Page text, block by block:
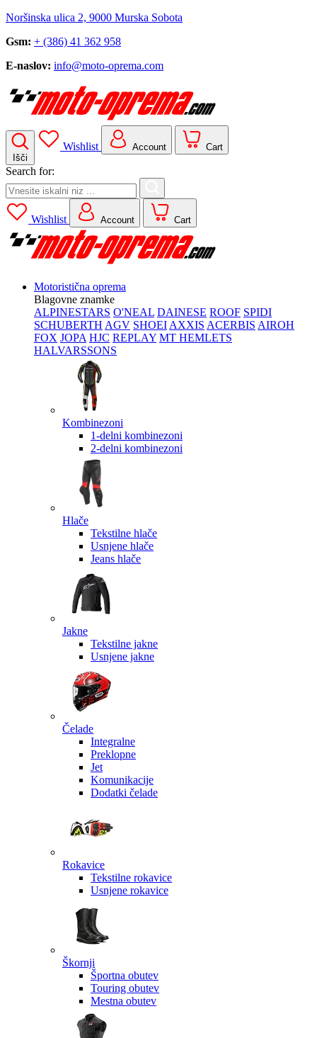
Noršinska ulica 2, 9000 Murska Sobota
Gsm: + (386) 41 362 958
E-naslov: info@moto-oprema.com
Išči
Wishlist Account Cart
Search for:
Wishlist Account Cart
Motoristična oprema
Blagovne znamke
ALPINESTARS O'NEAL DAINESE ROOF SPIDI
SCHUBERTH AGV SHOEI AXXIS ACERBIS AIROH
FOX JOPA HJC REPLAY MT HEMLETS
HALVARSSONS
Kombinezoni
1-delni kombinezoni
2-delni kombinezoni
Hlače
Tekstilne hlače
Usnjene hlače
Jeans hlače
Jakne
Tekstilne jakne
Usnjene jakne
Čelade
Integralne
Preklopne
Jet
Komunikacije
Dodatki čelade
Rokavice
Tekstilne rokavice
Usnjene rokavice
Škornji
Športna obutev
Touring obutev
Mestna obutev